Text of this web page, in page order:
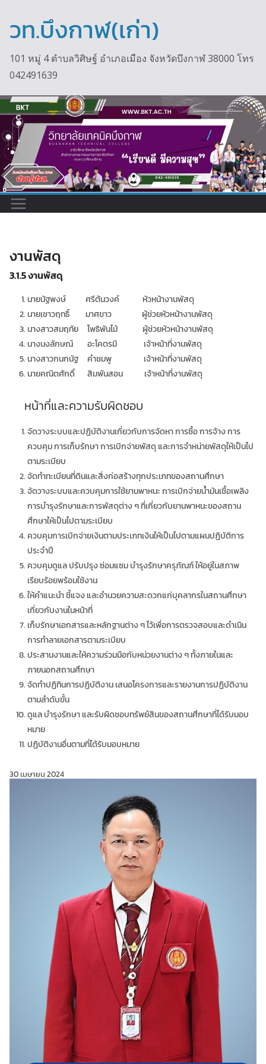
วท.บึงกาฬ(เก่า)
101 หมู่ 4 ตำบลวิศิษฐ์ อำเภอเมือง จังหวัดบึงกาฬ 38000 โทร
042491639
งานพัสดุ
3.1.5งานพัสดุ
นายนัฐพงษ์ ศรีต้นวงค์ หัวหน้างานพัสดุ
นายเชาวฤทธิ์ มาศขาว ผู้ช่วยหัวหน้างานพัสดุ
นางสาวสมฤทัย โพธิพันไม้ ผู้ช่วยหัวหน้างานพัสดุ
นางนงลักษณ์ อะโคตรมี เจ้าหน้าที่งานพัสดุ
นางสาวกนกนัฐ คำชมพู เจ้าหน้าที่งานพัสดุ
นายคณิตศักดิ์ สิมพันสอน เจ้าหน้าที่งานพัสดุ
หน้าที่และความรับผิดชอบ
จัดวางระบบและปฏิบัติงานเกี่ยวกับการจัดหา การซื้อ การจ้าง การ
ควบคุม การเก็บรักษา การเบิกจ่ายพัสดุ และการจำหน่ายพัสดุให้เป็นไป
ตามระเบียบ
จัดทำทะเบียนที่ดินและสิ่งก่อสร้างทุกประเภทของสถานศึกษา
จัดวางระบบและควบคุมการใช้ยานพาหนะ การเบิกจ่ายน้ำมันเชื้อเพลิง
การบำรุงรักษาและการพัสดุต่าง ๆ ที่เกี่ยวกับยานพาหนะของสถาน
ศึกษาให้เป็นไปตามระเบียบ
ควบคุมการเบิกจ่ายเงินตามประเภทเงินให้เป็นไปตามแผนปฏิบัติการ
ประจำปี
ควบคุมดูแล ปรับปรุง ซ่อมแซม บำรุงรักษาครุภัณฑ์ ให้อยู่ในสภาพ
เรียบร้อยพร้อมใช้งาน
ให้คำแนะนำ ชี้แจง และอำนวยความสะดวกแก่บุคลากรในสถานศึกษา
เกี่ยวกับงานในหน้าที่
เก็บรักษาเอกสารและหลักฐานต่าง ๆ ไว้เพื่อการตรวจสอบและดำเนิน
การทำลายเอกสารตามระเบียบ
ประสานงานและให้ความร่วมมือกับหน่วยงานต่าง ๆ ทั้งภายในและ
ภายนอกสถานศึกษา
จัดทำปฏิทินการปฏิบัติงาน เสนอโครงการและรายงานการปฏิบัติงาน
ตามลำดับขั้น
ดูแล บำรุงรักษา และรับผิดชอบทรัพย์สินของสถานศึกษาที่ได้รับมอบ
หมาย
ปฏิบัติงานอื่นตามที่ได้รับมอบหมาย
30 เมษายน 2024